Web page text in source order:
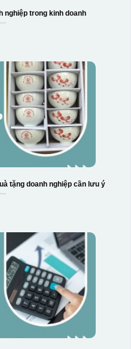
nghiệp trong kinh doanh
tặng doanh nghiệp cần lưu ý